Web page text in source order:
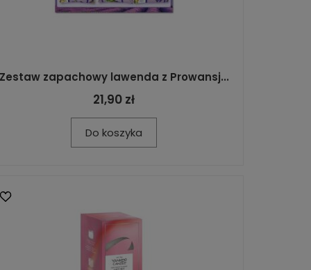
zapachowy lawenda z Prowansj...
21,90 zł
Do koszyka